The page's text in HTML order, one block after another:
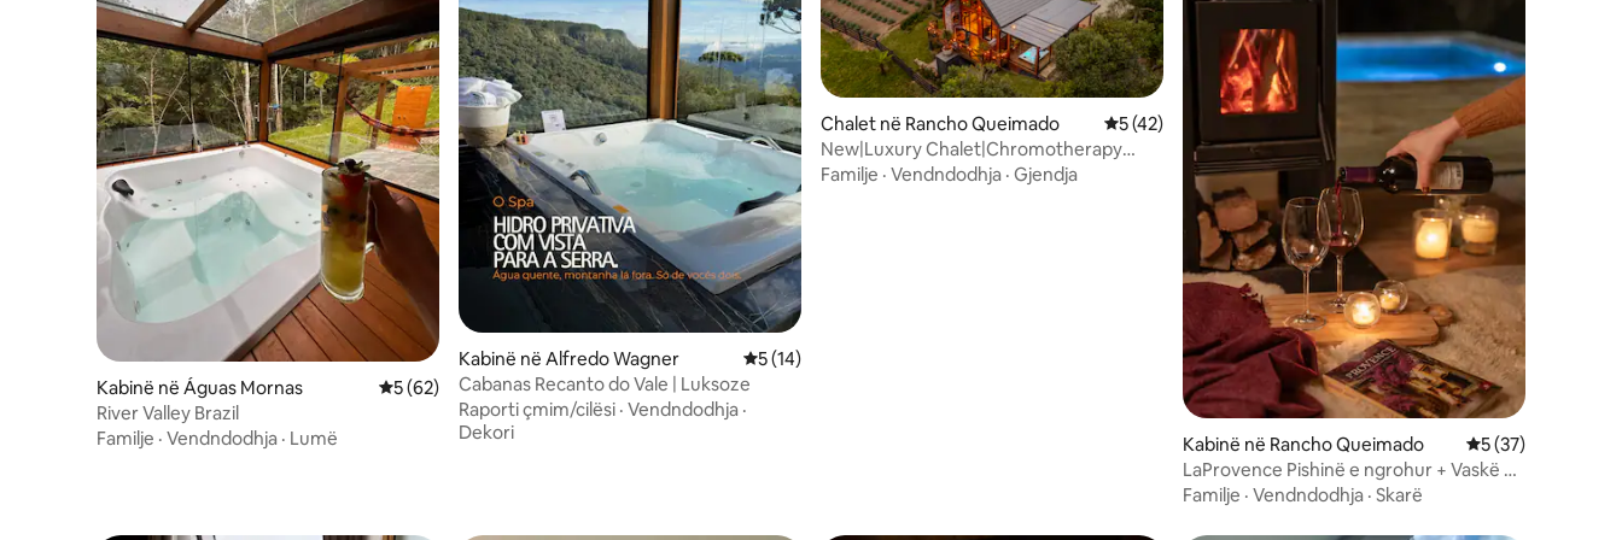
Kabinë në Águas Mornas Vlerësimi mesatar 5 nga 5, 62 vlerësime
5 (62)
River Valley Brazil
Familje · Vendndodhja · Lumë
Kabinë në Alfredo Wagner Vlerësimi mesatar 5 nga 5, 14 vlerësime
5 (14)
Cabanas Recanto do Vale | Luksoze
Raporti çmim/cilësi · Vendndodhja ·
Dekori
Chalet në Rancho Queimado Vlerësimi mesatar 5 nga 5, 42 vlerësime
5 (42)
New|Luxury Chalet|Chromotherapy
Spa|30 m Waterfall
Familje · Vendndodhja · Gjendja
Kabinë në Rancho Queimado Vlerësimi mesatar
5 (37)
LaProvence Pishinë e ngrohur + Vaskë +
Kinema + Alexa
Familje · Vendndodhja · Skarë